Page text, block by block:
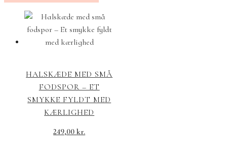
HALSKÆDE MED SMÅ
FODSPOR – ET
SMYKKE FYLDT MED
KÆRLIGHED
249,00kr.